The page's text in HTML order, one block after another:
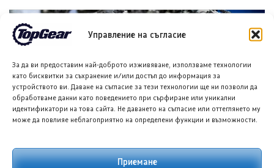
Управление на съгласие
За да ви предоставим най-доброто изживяване, използваме технологии
като бисквитки за съхранение и/или достъп до информация за
устройството ви. Даване на съгласие за тези технологии ще ни позволи да
обработваме данни като поведението при сърфиране или уникални
идентификатори на това сайта. Не даването на съгласие или оттеглянето му
може да повлияе неблагоприятно на определени функции и възможности.
Приемане
7 АВГ. 2026 ТЕОДОРА ИЛИЕВА